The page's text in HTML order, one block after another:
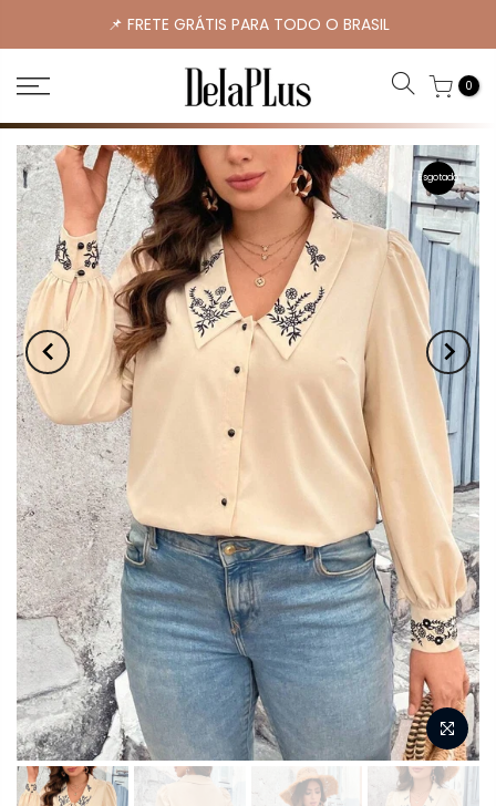
📌 FRETE GRÁTIS PARA TODO O BRASIL
0
Esgotado